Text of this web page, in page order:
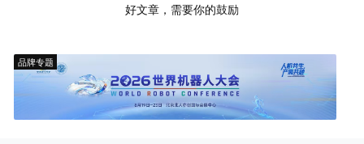
好文章，需要你的鼓励
品牌专题